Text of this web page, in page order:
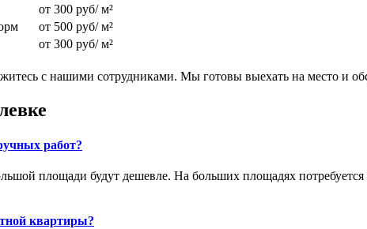
от 300 руб/ м²
от 500 руб/ м²
от 300 руб/ м²
с нашими сотрудниками. Мы готовы выехать на место и
работ?
площади будут дешевле. На больших площадях
квартиры?